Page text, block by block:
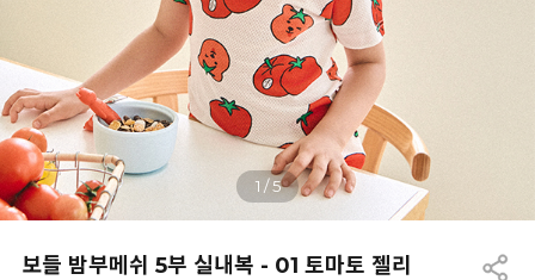
1 /5
보들 밤부메쉬 5부 실내복 - 01 토마토 젤리